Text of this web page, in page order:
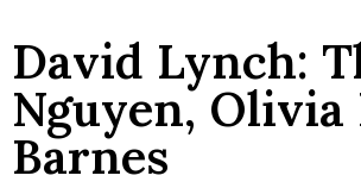
David Lynch:
Nguyen,
Barnes